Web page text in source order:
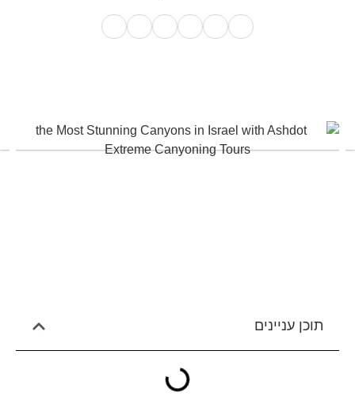
תוכן עניינים